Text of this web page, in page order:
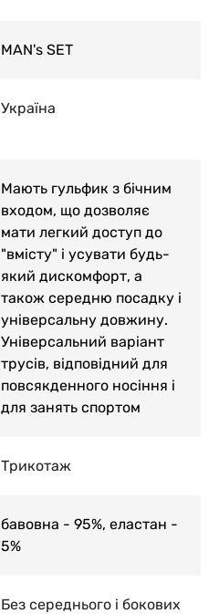
MAN's SET
Україна
Мають гульфик з бічним
входом, що дозволяє
мати легкий доступ до
"вмісту" і усувати будь-
який дискомфорт, а
також середню посадку і
універсальну довжину.
Універсальний варіант
трусів, відповідний для
повсякденного носіння і
для занять спортом
Трикотаж
бавовна - 95%, еластан -
5%
Без середнього і бокових